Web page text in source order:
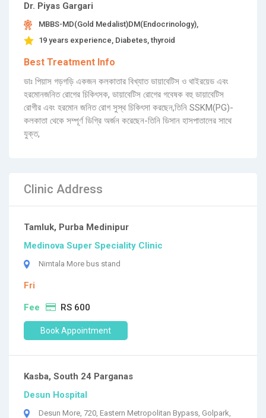
Dr. Piyas Gargari
MBBS-MD(Gold Medalist)DM(Endocrinology),
19 years experience, Diabetes, thyroid
Best Treatment Info
ডাঃ পিয়াস গড়গড়ি একজন কলকাতার বিখ্যাত ডায়াবেটিস ও থাইরয়েড এবং
হরমোনজনিত রোগের চিকিৎসক, ডায়াবেটিস রোগের গবেষক বহু ডায়াবেটিস
রোগীর এবং হরমোন জনিত রোগ সুস্থ চিকিৎসা করছেন,তিনি SSKM(PG)-
কলকাতা থেকে সম্পূর্ণ ডিগ্রি অর্জন করেছেন-তিনি ডিসান হাসপাতালের সাথে
যুক্ত,
Clinic Address
Tamluk, Purba Medinipur
Medinova Super Speciality Clinic
Nimtala More bus stand
Fri
Fee RS 600
Book Appointment
Kasba, South 24 Parganas
Desun Hospital
Desun More, 720, Eastern Metropolitan Bypass, Golpark,